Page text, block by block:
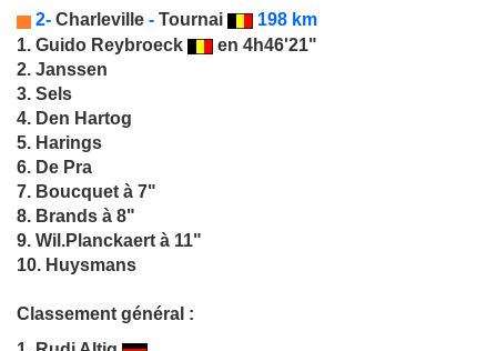
2- Charleville - Tournai
198 km
1. Guido Reybroeck
en 4h46'21"
2. Janssen
3. Sels
4. Den Hartog
5. Harings
6. De Pra
7. Boucquet à 7"
8. Brands à 8"
9. Wil.Planckaert à 11"
10. Huysmans
Classement général :